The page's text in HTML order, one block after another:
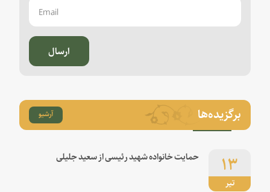
ارسال
برگزیده‌ها آرشیو
تیر
۱۳ حمایت خانواده شهید رئیسی از سعید جلیلی